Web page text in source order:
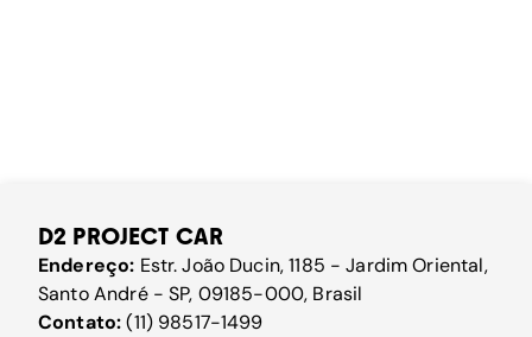
D2 PROJECT CAR
Endereço: Estr. João Ducin, 1185 - Jardim Oriental,
Santo André - SP, 09185-000, Brasil
Contato:(11) 98517-1499